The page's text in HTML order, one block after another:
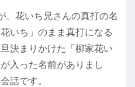
花いち兄さんの真打の名
いち」のまま真打になる
決まりかけた「柳家花い
入った名前がありまし
話です。